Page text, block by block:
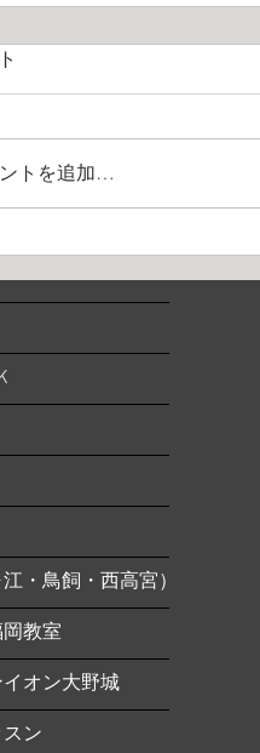
年9月姪浜校レッスンのご
休み→振替日10月31日（土）
ズバレエ1・2・ジュニア・
）ストレッチ&トレーニン
替レッスン受講下さい ⚠️■9
日（土）小野絢子先生特別講
の為全クラスお休み（特別講
トを追加…
・鳥飼・西高宮）
教室
オン大野城
ン